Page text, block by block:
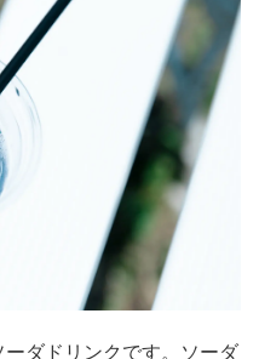
ダドリンクです。ソーダ